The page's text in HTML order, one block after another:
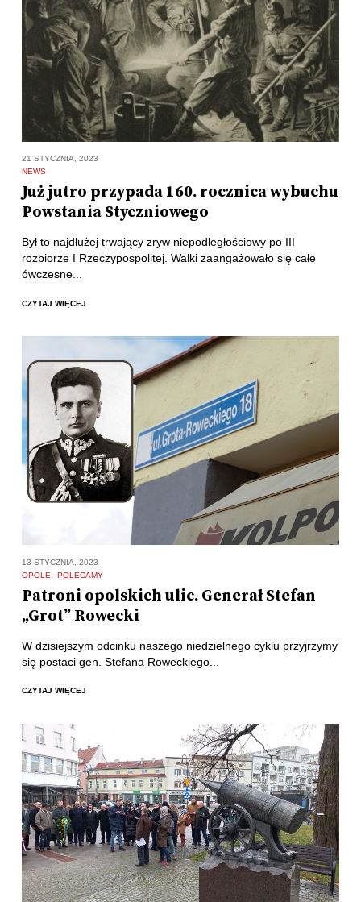
21 STYCZNIA, 2023
NEWS
Już jutro przypada 160. rocznica wybuchu
Powstania Styczniowego
Był to najdłużej trwający zryw niepodległościowy po III
rozbiorze I Rzeczypospolitej. Walki zaangażowało się całe
ówczesne...
CZYTAJ WIĘCEJ
13 STYCZNIA, 2023
OPOLE
POLECAMY
Patroni opolskich ulic. Generał Stefan
„Grot” Rowecki
W dzisiejszym odcinku naszego niedzielnego cyklu przyjrzymy
się postaci gen. Stefana Roweckiego...
CZYTAJ WIĘCEJ